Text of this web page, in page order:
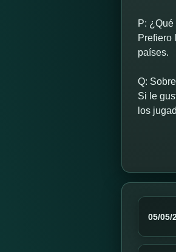
P:
Prefiero
países.
Q:
Si le
los
05/05/